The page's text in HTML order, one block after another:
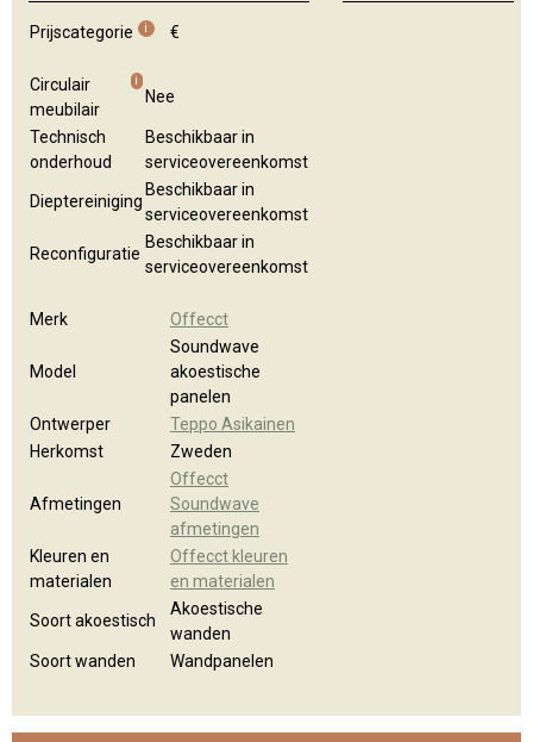
Prijscategorie i €
Circulair
meubilair
i
Nee
Technisch
onderhoud
Beschikbaar in
serviceovereenkomst
Dieptereiniging
Beschikbaar in
serviceovereenkomst
Reconfiguratie
Beschikbaar in
serviceovereenkomst
Merk Offecct
Model
Soundwave
akoestische
panelen
Ontwerper
Teppo Asikainen
Herkomst
Zweden
Afmetingen
Offecct
Soundwave
afmetingen
Kleuren en
materialen
Offecct kleuren
en materialen
Soort akoestisch
Akoestische
wanden
Soort wanden
Wandpanelen